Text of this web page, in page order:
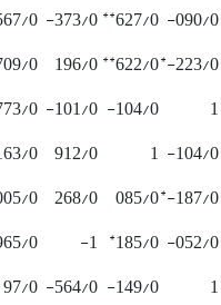
090/0-
627/0
**
373/0-
0
223/0-
*
622/0
**
196/0
0-
1
104/0-
101/0-
0
104/0-
1
912/0
0
187/0-
*
085/0
268/0
0
052/0-
185/0
*
1-
0-
1
149/0-
564/0-
97/0